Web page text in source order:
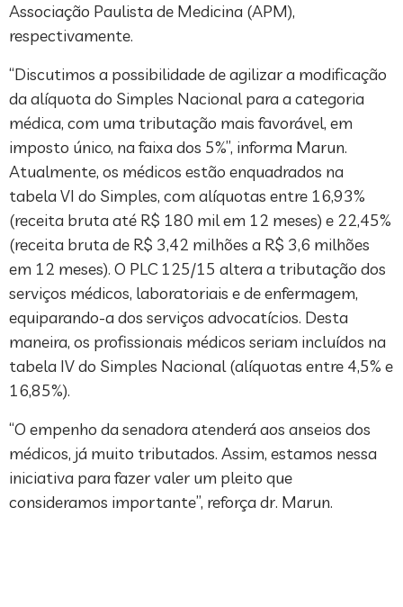
Associação Paulista de Medicina (APM),
respectivamente.
“Discutimos a possibilidade de agilizar a modificação
da alíquota do Simples Nacional para a categoria
médica, com uma tributação mais favorável, em
imposto único, na faixa dos 5%”, informa Marun.
Atualmente, os médicos estão enquadrados na
tabela VI do Simples, com alíquotas entre 16,93%
(receita bruta até R$ 180 mil em 12 meses) e 22,45%
(receita bruta de R$ 3,42 milhões a R$ 3,6 milhões
em 12 meses). O PLC 125/15 altera a tributação dos
serviços médicos, laboratoriais e de enfermagem,
equiparando-a dos serviços advocatícios. Desta
maneira, os profissionais médicos seriam incluídos na
tabela IV do Simples Nacional (alíquotas entre 4,5% e
16,85%).
“O empenho da senadora atenderá aos anseios dos
médicos, já muito tributados. Assim, estamos nessa
iniciativa para fazer valer um pleito que
consideramos importante”, reforça dr. Marun.